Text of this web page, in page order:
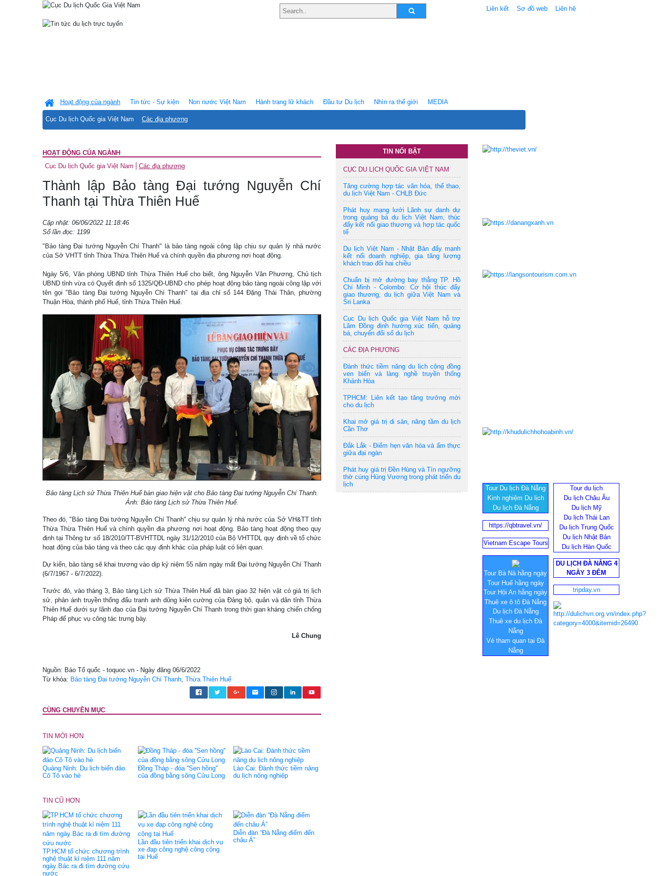
Liên kết Sơ đồ web Liên hệ
Hoạt động của ngành
Cục Du lịch Quốc gia Việt Nam Các địa phương
Tin tức - Sự kiện Non nước Việt Nam Hành trang lữ khách Ðầu tư Du lịch Nhìn ra thế giới MEDIA
HOẠT ĐỘNG CỦA NGÀNH
Cục Du lịch Quốc gia Việt Nam
Các địa phương
Thành lập Bảo tàng Đại tướng Nguyễn Chí
Thanh tại Thừa Thiên Huế
Cập nhật: 06/06/2022 11:18:46
Số lần đọc: 1199
"Bảo tàng Đại tướng Nguyễn Chí Thanh" là bảo tàng ngoài công lập chịu sự quản lý nhà nước
của Sở VHTT tỉnh Thừa Thừa Thiên Huế và chính quyền địa phương nơi hoạt động.
Ngày 5/6, Văn phòng UBND tỉnh Thừa Thiên Huế cho biết, ông Nguyễn Văn Phương, Chủ tịch
UBND tỉnh vừa có Quyết định số 1325/QĐ-UBND cho phép hoạt động bảo tàng ngoài công lập với
tên gọi "Bảo tàng Đại tướng Nguyễn Chí Thanh" tại địa chỉ số 144 Đặng Thái Thân, phường
Thuận Hòa, thành phố Huế, tỉnh Thừa Thiên Huế.
Bảo tàng Lịch sử Thừa Thiên Huế bàn giao hiện vật cho Bảo tàng Đại tướng Nguyễn Chí Thanh.
Ảnh: Bảo tàng Lịch sử Thừa Thiên Huế.
Theo đó, "Bảo tàng Đại tướng Nguyễn Chí Thanh" chịu sự quản lý nhà nước của Sở VH&TT tỉnh
Thừa Thừa Thiên Huế và chính quyền địa phương nơi hoạt động. Bảo tàng hoạt động theo quy
định tại Thông tư số 18/2010/TT-BVHTTDL ngày 31/12/2010 của Bộ VHTTDL quy định về tổ chức
hoạt động của bảo tàng và theo các quy định khác của pháp luật có liên quan.
Dự kiến, bảo tàng sẽ khai trương vào dịp kỷ niệm 55 năm ngày mất Đại tướng Nguyễn Chí Thanh
(6/7/1967 - 6/7/2022).
Trước đó, vào tháng 3, Bảo tàng Lịch sử Thừa Thiên Huế đã bàn giao 32 hiện vật có giá trị lịch
sử, phản ánh truyền thống đấu tranh anh dũng kiên cường của Đảng bộ, quân và dân tỉnh Thừa
Thiên Huế dưới sự lãnh đạo của Đại tướng Nguyễn Chí Thanh trong thời gian kháng chiến chống
Pháp để phục vụ công tác trưng bày.
Lê Chung
Nguồn: Báo Tổ quốc - toquoc.vn - Ngày đăng 06/6/2022
Từ khóa: Bảo tàng Đại tướng Nguyễn Chí Thanh, Thừa Thiên Huế
CÙNG CHUYÊN MỤC
TIN MỚI HƠN
Quảng Ninh: Du lịch biển đảo
Cô Tô vào hè
Đồng Tháp - đóa ''Sen hồng''
của đồng bằng sông Cửu Long
Lào Cai: Đánh thức tiềm năng
du lịch nông nghiệp
TIN CŨ HƠN
TP.HCM tổ chức chương trình
nghệ thuật kỉ niệm 111 năm
ngày Bác ra đi tìm đường cứu
nước
Lần đầu tiên triển khai dịch vụ
xe đạp công nghệ công cộng
tại Huế
Diễn đàn “Đà Nẵng điểm đến
châu Á”
TIN NỔI BẬT
CỤC DU LỊCH QUỐC GIA VIỆT NAM
Tăng cường hợp tác văn hóa, thể thao,
du lịch Việt Nam - CHLB Đức
Phát huy mạng lưới Lãnh sự danh dự
trong quảng bá du lịch Việt Nam, thúc
đẩy kết nối giao thương và hợp tác quốc
tế
Du lịch Việt Nam - Nhật Bản đẩy mạnh
kết nối doanh nghiệp, gia tăng lượng
khách trao đổi hai chiều
Chuẩn bị mở đường bay thẳng TP. Hồ
Chí Minh - Colombo: Cơ hội thúc đẩy
giao thương, du lịch giữa Việt Nam và
Sri Lanka
Cục Du lịch Quốc gia Việt Nam hỗ trợ
Lâm Đồng định hướng xúc tiến, quảng
bá, chuyển đổi số du lịch
CÁC ĐỊA PHƯƠNG
Đánh thức tiềm năng du lịch cộng đồng
ven biển và làng nghề truyền thống
Khánh Hòa
TPHCM: Liên kết tạo tăng trưởng mới
cho du lịch
Khai mở giá trị di sản, nâng tầm du lịch
Cần Thơ
Đắk Lắk - Điểm hẹn văn hóa và ẩm thực
giữa đại ngàn
Phát huy giá trị Đền Hùng và Tín ngưỡng
thờ cúng Hùng Vương trong phát triển du
lịch
Tour Du lịch Đà Nẵng
Kinh nghiệm Du lịch
Du lịch Đà Nẵng
Tour du lịch
Du lịch Châu Âu
Du lịch Mỹ
Du lịch Thái Lan
Du lịch Trung Quốc
Du lịch Nhật Bản
Du lịch Hàn Quốc
https://qbtravel.vn/
Vietnam Escape Tours
Tour Bà Nà hằng ngày
Tour Huế hằng ngày
Tour Hội An hằng ngày
Thuê xe ô tô Đà Nẵng
Du lịch Đà Nẵng
Thuê xe du lịch Đà
Nẵng
Vé tham quan tại Đà
Nẵng
DU LỊCH ĐÀ NẴNG 4
NGÀY 3 ĐÊM
tripday.vn